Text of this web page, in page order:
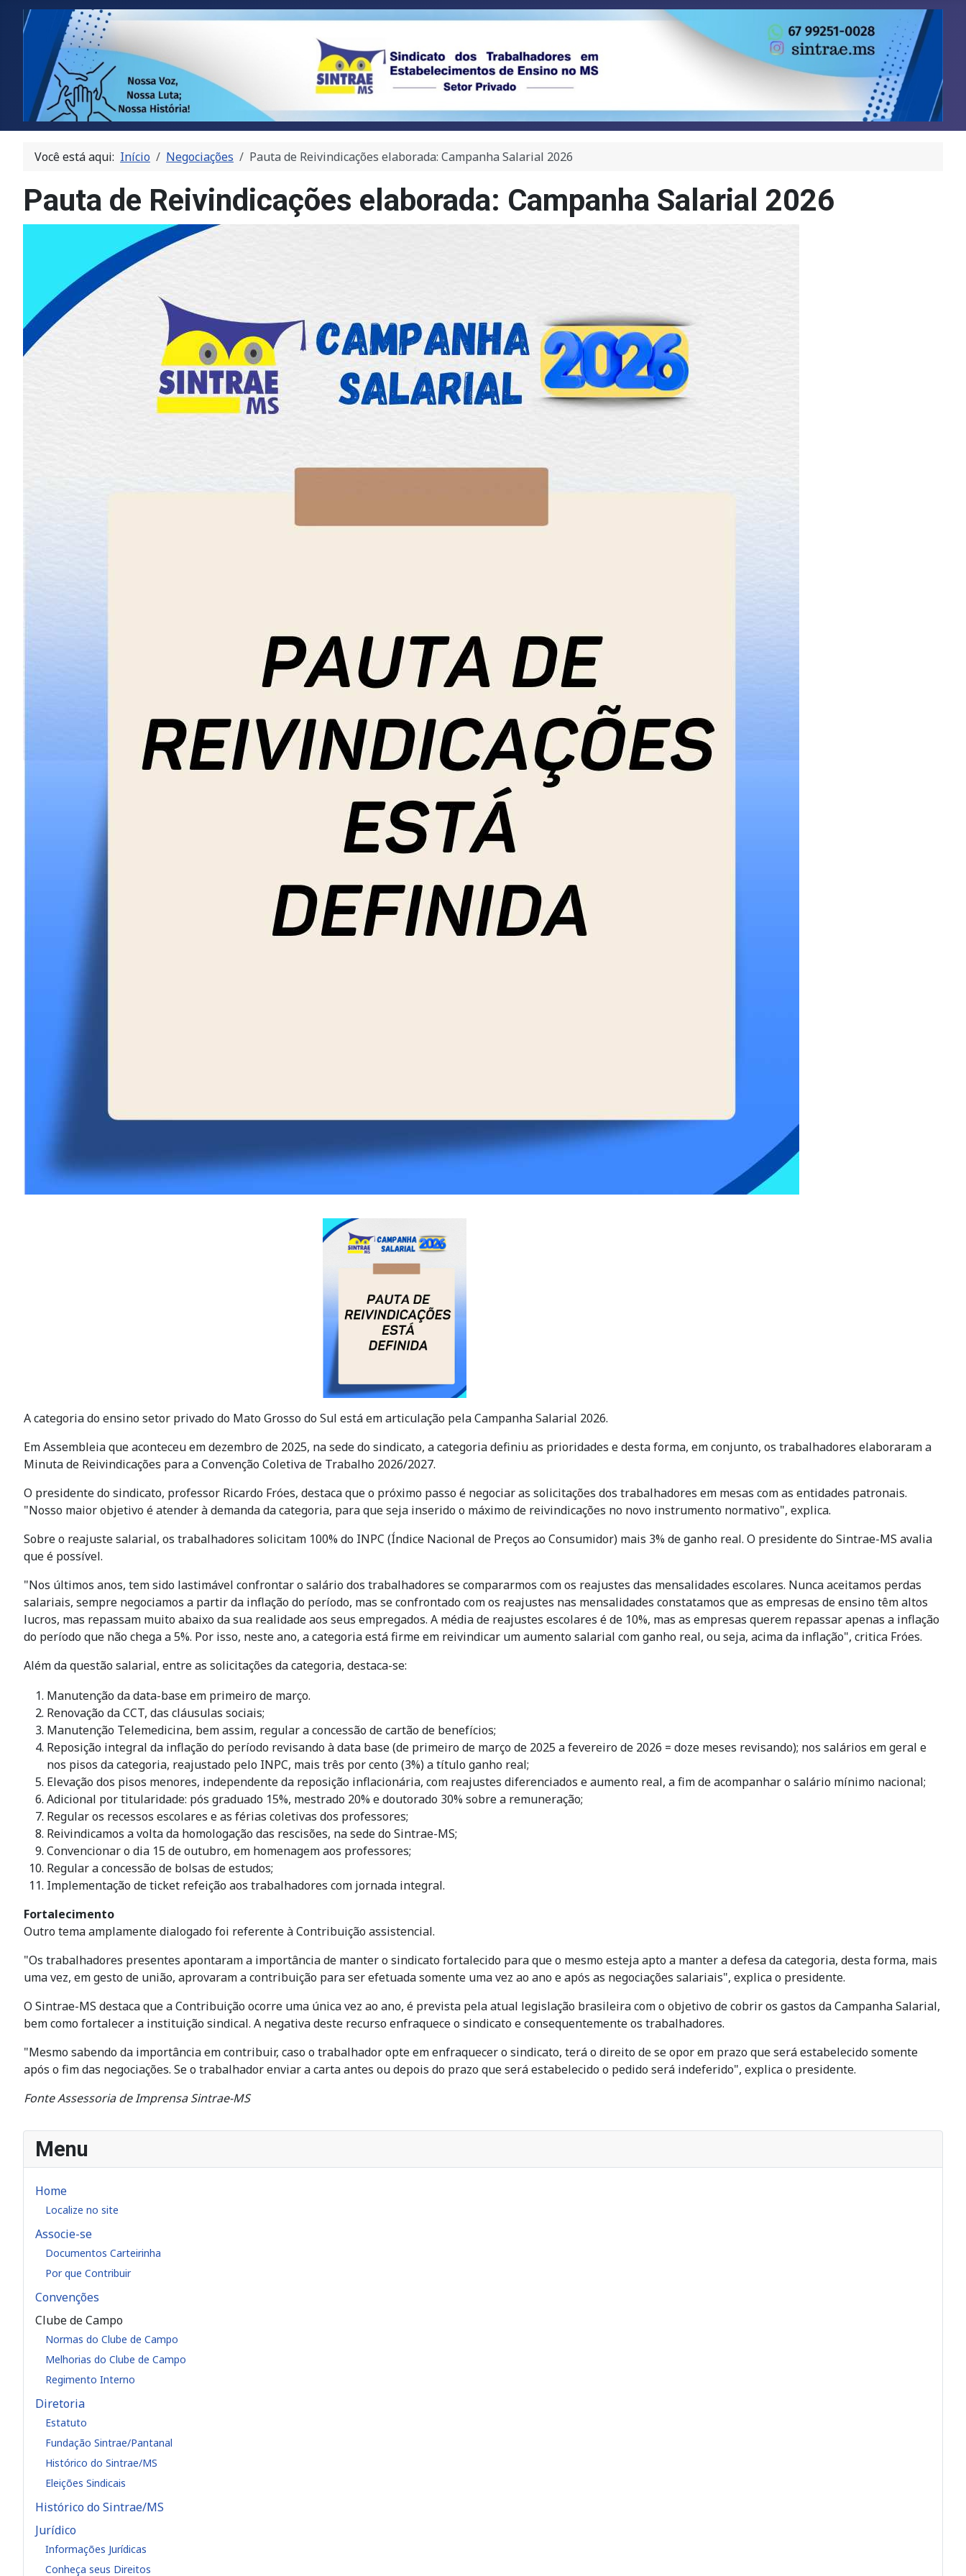
Menu
Home
Localize no site
Associe-se
Documentos Carteirinha
Por que Contribuir
Convenções
Clube de Campo
Normas do Clube de Campo
Melhorias do Clube de Campo
Regimento Interno
Diretoria
Estatuto
Fundação Sintrae/Pantanal
Histórico do Sintrae/MS
Eleições Sindicais
Histórico do Sintrae/MS
Jurídico
Informações Jurídicas
Conheça seus Direitos
Você está aqui: Início Negociações Pauta de Reivindicações elaborada: Campanha Salarial 2026
Pauta de Reivindicações elaborada: Campanha Salarial 2026
A categoria do ensino setor privado do Mato Grosso do Sul está em articulação pela Campanha Salarial 2026.
Em Assembleia que aconteceu em dezembro de 2025, na sede do sindicato, a categoria definiu as prioridades e desta forma, em conjunto, os trabalhadores elaboraram a
Minuta de Reivindicações para a Convenção Coletiva de Trabalho 2026/2027.
O presidente do sindicato, professor Ricardo Fróes, destaca que o próximo passo é negociar as solicitações dos trabalhadores em mesas com as entidades patronais.
"Nosso maior objetivo é atender à demanda da categoria, para que seja inserido o máximo de reivindicações no novo instrumento normativo", explica.
Sobre o reajuste salarial, os trabalhadores solicitam 100% do INPC (Índice Nacional de Preços ao Consumidor) mais 3% de ganho real. O presidente do Sintrae-MS avalia
que é possível.
"Nos últimos anos, tem sido lastimável confrontar o salário dos trabalhadores se compararmos com os reajustes das mensalidades escolares. Nunca aceitamos perdas
salariais, sempre negociamos a partir da inflação do período, mas se confrontado com os reajustes nas mensalidades constatamos que as empresas de ensino têm altos
lucros, mas repassam muito abaixo da sua realidade aos seus empregados. A média de reajustes escolares é de 10%, mas as empresas querem repassar apenas a inflação
do período que não chega a 5%. Por isso, neste ano, a categoria está firme em reivindicar um aumento salarial com ganho real, ou seja, acima da inflação", critica Fróes.
Além da questão salarial, entre as solicitações da categoria, destaca-se:
Manutenção da data-base em primeiro de março.
Renovação da CCT, das cláusulas sociais;
Manutenção Telemedicina, bem assim, regular a concessão de cartão de benefícios;
Reposição integral da inflação do período revisando à data base (de primeiro de março de 2025 a fevereiro de 2026 = doze meses revisando); nos salários em geral e
nos pisos da categoria, reajustado pelo INPC, mais três por cento (3%) a título ganho real;
Elevação dos pisos menores, independente da reposição inflacionária, com reajustes diferenciados e aumento real, a fim de acompanhar o salário mínimo nacional;
Adicional por titularidade: pós graduado 15%, mestrado 20% e doutorado 30% sobre a remuneração;
Regular os recessos escolares e as férias coletivas dos professores;
Reivindicamos a volta da homologação das rescisões, na sede do Sintrae-MS;
Convencionar o dia 15 de outubro, em homenagem aos professores;
Regular a concessão de bolsas de estudos;
Implementação de ticket refeição aos trabalhadores com jornada integral.
Fortalecimento
Outro tema amplamente dialogado foi referente à Contribuição assistencial.
"Os trabalhadores presentes apontaram a importância de manter o sindicato fortalecido para que o mesmo esteja apto a manter a defesa da categoria, desta forma, mais
uma vez, em gesto de união, aprovaram a contribuição para ser efetuada somente uma vez ao ano e após as negociações salariais", explica o presidente.
O Sintrae-MS destaca que a Contribuição ocorre uma única vez ao ano, é prevista pela atual legislação brasileira com o objetivo de cobrir os gastos da Campanha Salarial,
bem como fortalecer a instituição sindical. A negativa deste recurso enfraquece o sindicato e consequentemente os trabalhadores.
"Mesmo sabendo da importância em contribuir, caso o trabalhador opte em enfraquecer o sindicato, terá o direito de se opor em prazo que será estabelecido somente
após o fim das negociações. Se o trabalhador enviar a carta antes ou depois do prazo que será estabelecido o pedido será indeferido", explica o presidente.
Fonte Assessoria de Imprensa Sintrae-MS